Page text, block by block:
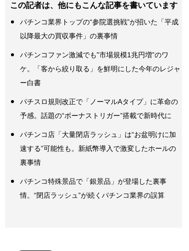
この記者は、他にもこんな記事を書いています
パチンコ業界トップの“参院選挑戦”が招いた「平成
以降最大の買収事件」の裏事情
パチンコファン激減でも‟市場規模1兆円増”のワ
ケ。「客から絞り取る」を鮮明にした今年のレジャ
ー白書
パチスロ規則改正で「ノーマルAタイプ」に革命の
予感。話題の“ボーナストリガー”搭載で新時代に
パチンコ店「大量閉店ラッシュ」は“お盆明けに加
速する”可能性も。新紙幣導入で激変したホールの
裏事情
パチンコ特殊景品で「銀景品」が登場した裏事
情。“閉店ラッシュ”が続くパチンコ業界の誤算